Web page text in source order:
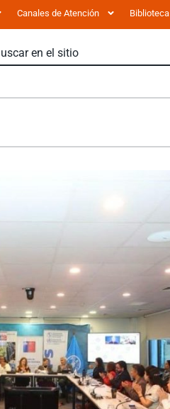
Canales de Atención Biblioteca